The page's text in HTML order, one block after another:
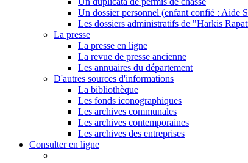
Un dossier personnel (enfant confié : Aide
Les dossiers administratifs de "Harkis
La presse
La presse en ligne
La revue de presse ancienne
Les annuaires du département
D'autres sources d'informations
La bibliothèque
Les fonds iconographiques
Les archives communales
Les archives contemporaines
Les archives des entreprises
Consulter en ligne